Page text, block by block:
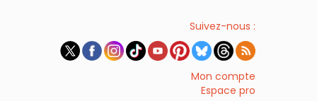
Suivez-nous :
Mon compte
Espace pro